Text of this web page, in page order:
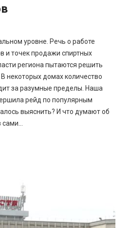
уровне. Речь о работе
и точек продажи спиртных
региона пытаются решить
некоторых домах количество
за разумные пределы. Наша
рейд по популярным
выяснить? И что думают об